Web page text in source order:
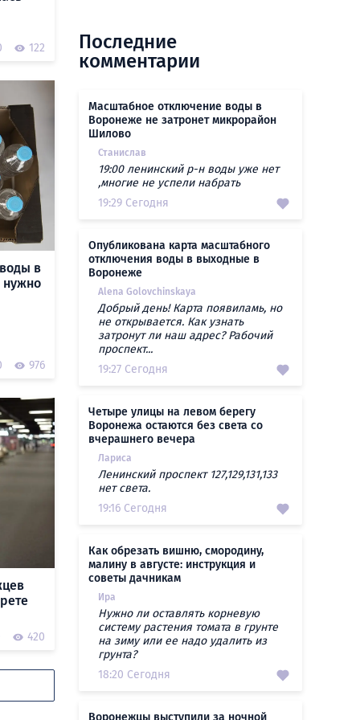
122
в
нужно
976
420
Последние
комментарии
Масштабное отключение воды в
Воронеже не затронет микрорайон
Шилово
Станислав
19:00 ленинский р-н воды уже нет
,многие не успели набрать
19:29 Сегодня
Опубликована карта масштабного
отключения воды в выходные в
Воронеже
Alena Golovchinskaya
Добрый день! Карта появиламь, но
не открывается. Как узнать
затронут ли наш адрес? Рабочий
проспект...
19:27 Сегодня
Четыре улицы на левом берегу
Воронежа остаются без света со
вчерашнего вечера
Лариса
Ленинский проспект 127,129,131,133
нет света.
19:16 Сегодня
Как обрезать вишню, смородину,
малину в августе: инструкция и
советы дачникам
Ира
Нужно ли оставлять корневую
систему растения томата в грунте
на зиму или ее надо удалить из
грунта?
18:20 Сегодня
Воронежцы выступили за ночной